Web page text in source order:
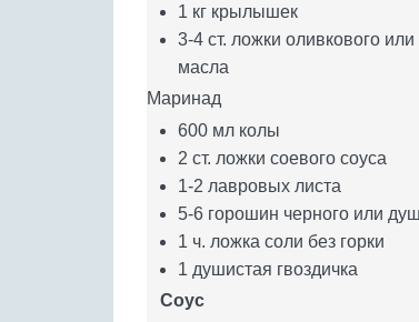
1 кг крылышек
3-4 ст. ложки оливкового
масла
Маринад
600 мл колы
2 ст. ложки соевого соуса
1-2 лавровых листа
5-6 горошин черного или
1 ч. ложка соли без горки
1 душистая гвоздичка
Соус